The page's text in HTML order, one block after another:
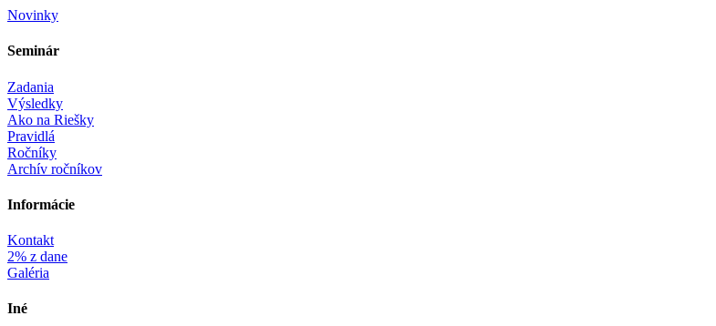
Novinky
Seminár‎
Zadania
Výsledky
Ako na Riešky
Pravidlá
Ročníky
Archív ročníkov
Informácie‎
Kontakt
2% z dane
Galéria
Iné